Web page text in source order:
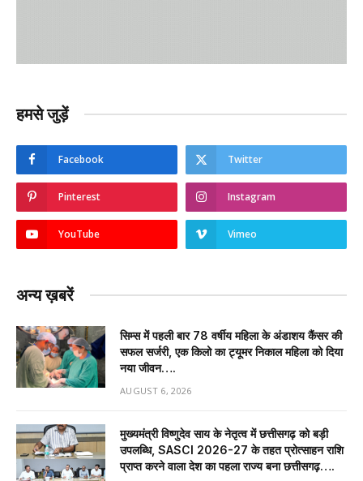
हमसे जुड़ें
Facebook Twitter
Pinterest Instagram
YouTube Vimeo
अन्य ख़बरें
सिम्स में पहली बार 78 वर्षीय महिला के अंडाशय कैंसर की
सफल सर्जरी, एक किलो का ट्यूमर निकाल महिला को दिया
नया जीवन….
AUGUST 6, 2026
मुख्यमंत्री विष्णुदेव साय के नेतृत्व में छत्तीसगढ़ को बड़ी
उपलब्धि, SASCI 2026-27 के तहत प्रोत्साहन राशि
प्राप्त करने वाला देश का पहला राज्य बना छत्तीसगढ़….